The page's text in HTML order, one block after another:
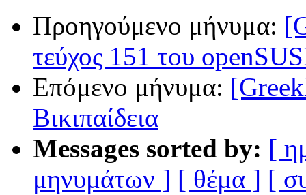
Προηγούμενο μήνυμα:
τεύχος 151 του
Επόμενο μήνυμα:
Βικιπαίδεια
Messages sorted by: [
μηνυμάτων ] [ θέμα ] [